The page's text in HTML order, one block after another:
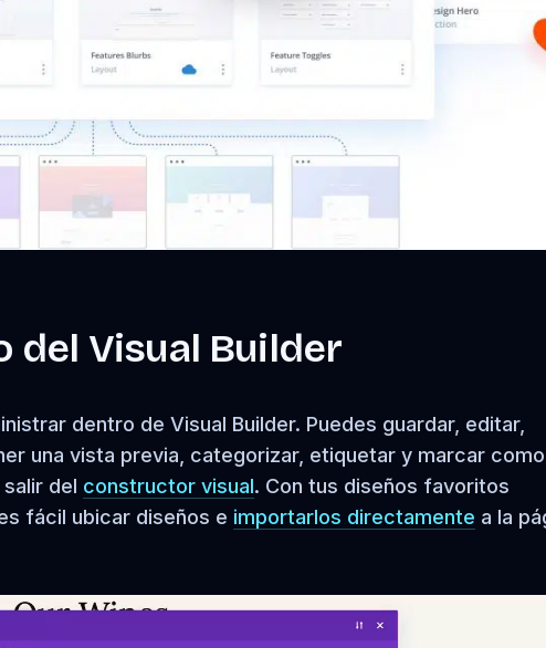
del Visual Builder
dentro de Visual Builder. Puedes guardar, editar,
una vista previa, categorizar, etiquetar y marcar como
del constructor visual. Con tus diseños favoritos
fácil ubicar diseños e importarlos directamente a la